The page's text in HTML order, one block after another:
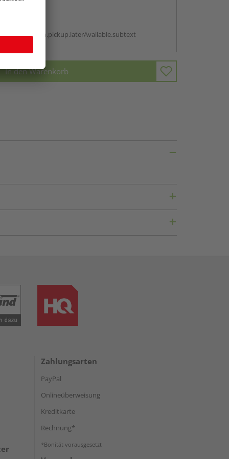
In den Warenkorb
Zahlungsarten
PayPal
Onlineüberweisung
Kreditkarte
Rechnung*
*Bonität vorausgesetzt